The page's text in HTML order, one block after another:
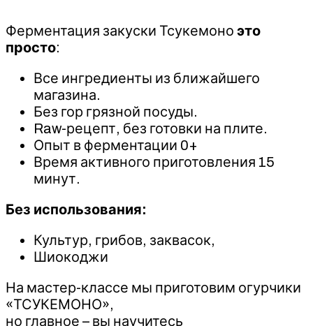
Ферментация закуски Тсукемоно это
просто:
Все ингредиенты из ближайшего
магазина.
Без гор грязной посуды.
Raw-рецепт, без готовки на плите.
Опыт в ферментации 0+
Время активного приготовления 15
минут.
Без использования:
Культур, грибов, заквасок,
Шиокоджи
На мастер-классе мы приготовим огурчики
«ТСУКЕМОНО»,
но главное – вы научитесь